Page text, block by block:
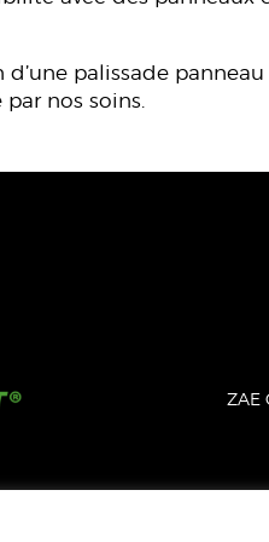
d’une palissade
nos soins.
ZAE